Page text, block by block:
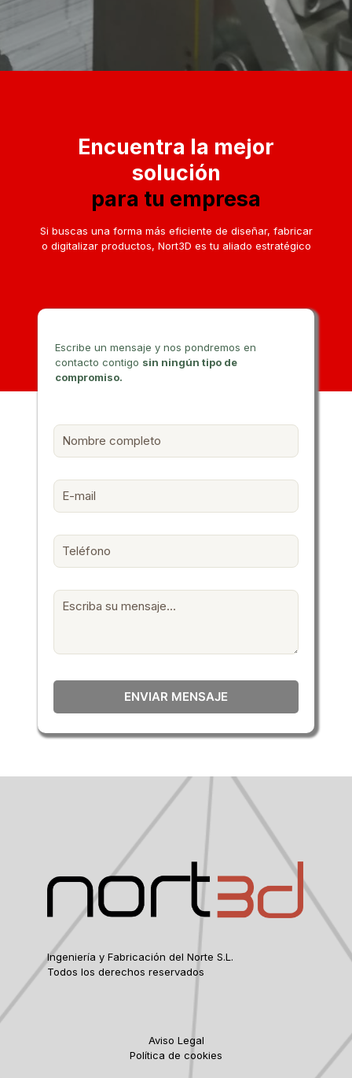
Encuentra la mejor
solución
para tu empresa
Si buscas una forma más eficiente de diseñar, fabricar
o digitalizar productos, Nort3D es tu aliado estratégico
Escribe un mensaje y nos pondremos en
contacto contigo sin ningún tipo de
compromiso.
Ingeniería y Fabricación del Norte S.L.
Todos los derechos reservados
Aviso Legal
Política de cookies